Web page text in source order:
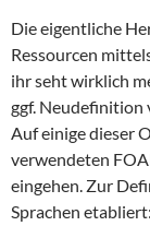
Die eigentliche
Ressourcen
ihr seht wirklich
ggf. Neudefinition
Auf einige dieser
verwendeten
eingehen. Zur
Sprachen